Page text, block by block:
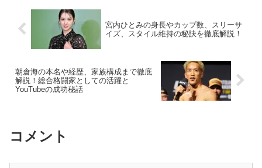
宮内ひとみの身長やカップ数、スリーサ
イズ、スタイル維持の秘訣を徹底解説！
朝倉海の本名や経歴、家族構成まで徹底
解説！総合格闘家としての活躍と
YouTubeの成功秘話
コメント